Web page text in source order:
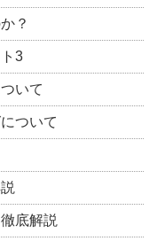
？
3
いて
ついて
底解説